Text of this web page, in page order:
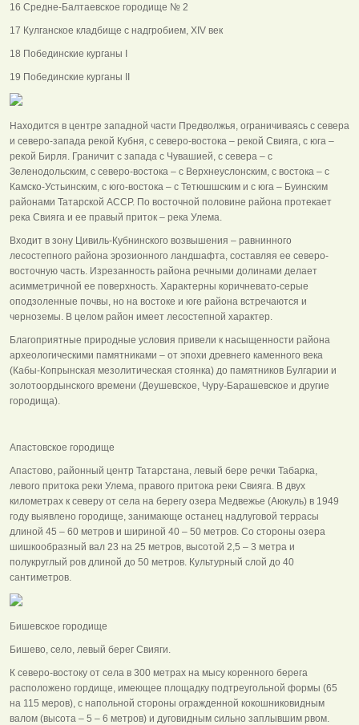
16 Средне-Балтаевское городище № 2
17 Кулганское кладбище с надгробием, ХIV век
18 Побединские курганы I
19 Побединские курганы II
Находится в центре западной части Предволжья, ограничиваясь с севера
и северо-запада рекой Кубня, с северо-востока – рекой Свияга, с юга –
рекой Бирля. Граничит с запада с Чувашией, с севера – с
Зеленодольским, с северо-востока – с Верхнеуслонским, с востока – с
Камско-Устьинским, с юго-востока – с Тетюшшским и с юга – Буинским
районами Татарской АССР. По восточной половине района протекает
река Свияга и ее правый приток – река Улема.
Входит в зону Цивиль-Кубнинского возвышения – равнинного
лесостепного района эрозионного ландшафта, составляя ее северо-
восточную часть. Изрезанность района речными долинами делает
асимметричной ее поверхность. Характерны коричневато-серые
оподзоленные почвы, но на востоке и юге района встречаются и
черноземы. В целом район имеет лесостепной характер.
Благоприятные природные условия привели к насыщенности района
археологическими памятниками – от эпохи древнего каменного века
(Кабы-Копрынская мезолитическая стоянка) до памятников Булгарии и
золотоордынского времени (Деушевское, Чуру-Барашевское и другие
городища).
Апастовское городище
Апастово, районный центр Татарстана, левый бере речки Табарка,
левого притока реки Улема, правого притока реки Свияга. В двух
километрах к северу от села на берегу озера Медвежье (Аюкуль) в 1949
году выявлено городище, занимающе останец надлуговой террасы
длиной 45 – 60 метров и шириной 40 – 50 метров. Со стороны озера
шишкообразный вал 23 на 25 метров, высотой 2,5 – 3 метра и
полукруглый ров длиной до 50 метров. Культурный слой до 40
сантиметров.
Бишевское городище
Бишево, село, левый берег Свияги.
К северо-востоку от села в 300 метрах на мысу коренного берега
расположено гордище, имеющее площадку подтреугольной формы (65
на 115 меров), с напольной стороны огражденной кокошниковидным
валом (высота – 5 – 6 метров) и дуговидным сильно заплывшим рвом.